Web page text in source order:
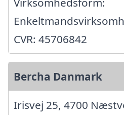
CVR: 45706842
Bercha Danmark
Irisvej 25, 4700